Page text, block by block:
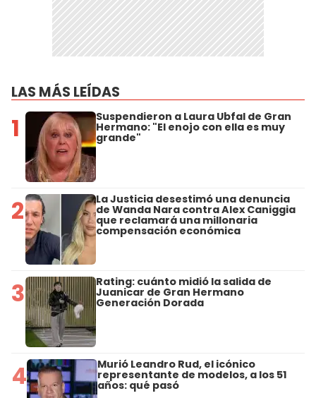
LAS MÁS LEÍDAS
1 Suspendieron a Laura Ubfal de Gran
Hermano: "El enojo con ella es muy
grande"
2 La Justicia desestimó una denuncia
de Wanda Nara contra Alex Caniggia
que reclamará una millonaria
compensación económica
3 Rating: cuánto midió la salida de
Juanicar de Gran Hermano
Generación Dorada
4 Murió Leandro Rud, el icónico
representante de modelos, a los 51
años: qué pasó